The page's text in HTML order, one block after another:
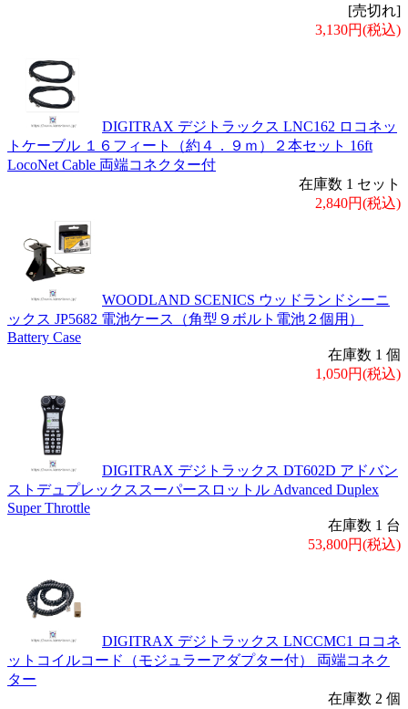
[売切れ]
3,130円(税込)
DIGITRAX デジトラックス LNC162 ロコネッ
トケーブル １６フィート（約４．９ｍ）２本セット 16ft
LocoNet Cable 両端コネクター付
在庫数 1 セット
2,840円(税込)
WOODLAND SCENICS ウッドランドシーニ
ックス JP5682 電池ケース（角型９ボルト電池２個用）
Battery Case
在庫数 1 個
1,050円(税込)
DIGITRAX デジトラックス DT602D アドバン
ストデュプレックススーパースロットル Advanced Duplex
Super Throttle
在庫数 1 台
53,800円(税込)
DIGITRAX デジトラックス LNCCMC1 ロコネ
ットコイルコード（モジュラーアダプター付） 両端コネク
ター
在庫数 2 個